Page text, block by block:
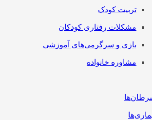
تربیت کودک
مشکلات رفتاری کودکان
بازی و سرگرمی‌های آموزشی
مشاوره خانواده